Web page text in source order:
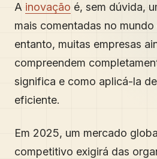
A inovação é, sem dúvida,
mais comentadas no
entanto, muitas empresas
compreendem
significa e como aplicá-la
eficiente.
Em 2025, um mercado
competitivo exigirá das